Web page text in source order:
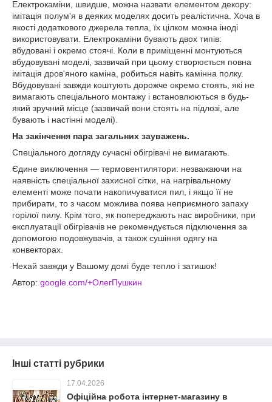
Електрокаміни, швидше, можна назвати елементом декору:
імітація полум'я в деяких моделях досить реалістична. Хоча в
якості додаткового джерела тепла, їх цілком можна іноді
використовувати. Електрокаміни бувають двох типів:
вбудовані і окремо стоячі. Коли в приміщенні монтуються
вбудовувані моделі, зазвичай при цьому створюється повна
імітація дров'яного каміна, робиться навіть камінна полку.
Вбудовувані завжди коштують дорожче окремо стоять, які не
вимагають спеціального монтажу і встановлюються в будь-
який зручний місце (зазвичай вони стоять на підлозі, але
бувають і настінні моделі).
На закінчення пара загальних зауважень.
Спеціального догляду сучасні обігрівачі не вимагають.
Єдине виключення — термовентилятори: незважаючи на
наявність спеціальної захисної сітки, на нагрівальному
елементі може почати накопичуватися пил, і якщо її не
прибирати, то з часом можлива поява неприємного запаху
горілої пилу. Крім того, як попереджають нас виробники, при
експлуатації обігрівачів не рекомендується підключення за
допомогою подовжувачів, а також сушіння одягу на
конвекторах.
Нехай завжди у Вашому домі буде тепло і затишок!
Автор: google.com/+ОлегПушкин
Інші статті рубрики
17.04.2026
Офіційна робота інтернет-магазину в